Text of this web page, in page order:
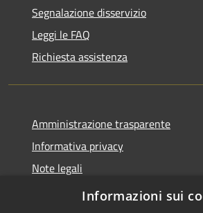
Segnalazione disservizio
Leggi le FAQ
Richiesta assistenza
Amministrazione trasparente
Informativa privacy
Note legali
Dichiarazione di accessibilità
Informazioni sui